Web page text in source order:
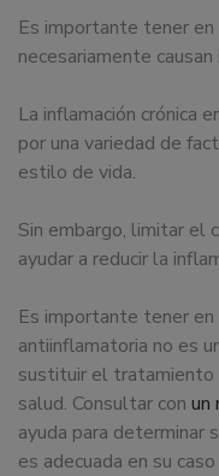
Es importante tener
necesariamente
La inflamación crónica
por una variedad de
estilo de vida.
Sin embargo, limitar el
ayudar a reducir la
Es importante tener
antiinflamatoria no es
sustituir el tratamiento
salud. Consultar con un
ayuda para determinar
es adecuada en su